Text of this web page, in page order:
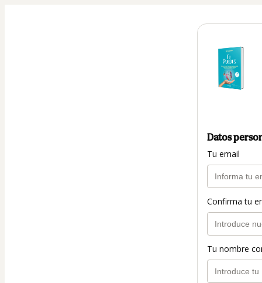
Datos
Tu email
Confirma tu
Tu nombre